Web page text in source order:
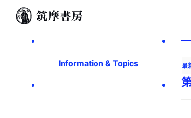
Information & Topics 最